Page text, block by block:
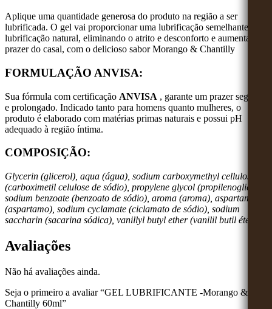
Aplique uma quantidade generosa do produto na região a ser
lubrificada. O gel vai proporcionar uma lubrificação semelhante à
lubrificação natural, eliminando o atrito e desconforto e aumentado o
prazer do casal, com o delicioso sabor Morango & Chantilly
FORMULAÇÃO ANVISA:
Sua fórmula com certificação ANVISA , garante um prazer seguro
e prolongado. Indicado tanto para homens quanto mulheres, o
produto é elaborado com matérias primas naturais e possui pH
adequado à região íntima.
COMPOSIÇÃO:
Glycerin (glicerol), aqua (água), sodium carboxymethyl cellulose
(carboximetil celulose de sódio), propylene glycol (propilenoglicol),
sodium benzoate (benzoato de sódio), aroma (aroma), aspartame
(aspartamo), sodium cyclamate (ciclamato de sódio), sodium
saccharin (sacarina sódica), vanillyl butyl ether (vanilil butil éter).
Avaliações
Não há avaliações ainda.
Seja o primeiro a avaliar “GEL LUBRIFICANTE -Morango &
Chantilly 60ml”